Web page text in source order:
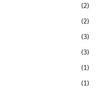
(2)
(2)
(3)
(3)
(1)
(1)